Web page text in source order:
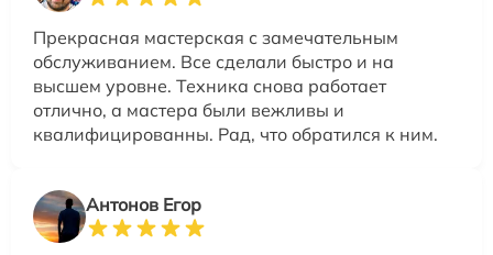
Прекрасная мастерская с замечательным
обслуживанием. Все сделали быстро и на
высшем уровне. Техника снова работает
отлично, а мастера были вежливы и
квалифицированны. Рад, что обратился к ним.
Антонов Егор